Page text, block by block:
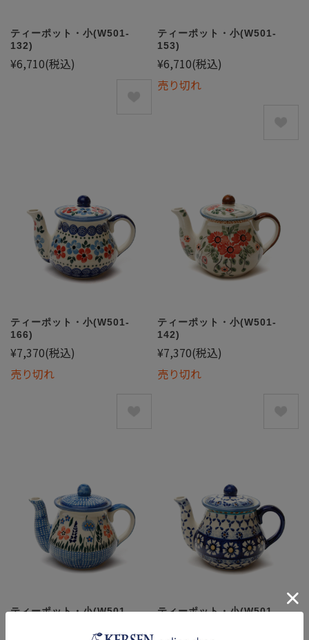
ティーポット・小(W501-
132)
¥6,710(税込)
ティーポット・小(W501-
153)
¥6,710(税込)
売り切れ
ティーポット・小(W501-
166)
¥7,370(税込)
売り切れ
ティーポット・小(W501-
142)
¥7,370(税込)
売り切れ
ティーポット・小(W501-
ティーポット・小(W501-